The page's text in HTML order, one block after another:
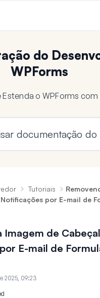
do
WPForms
Estenda o WPForms
Tutoriais
por E-mail de
Imagem de
E-mail de
2025, 09:23